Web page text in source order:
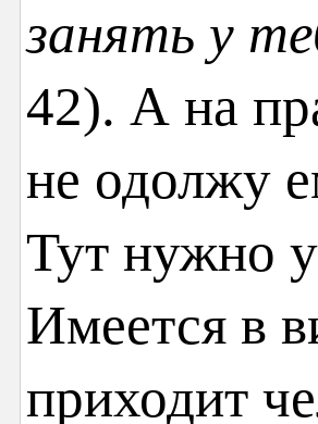
занять у
42). А на
не одолжу
Тут нужно
Имеется в
приходит